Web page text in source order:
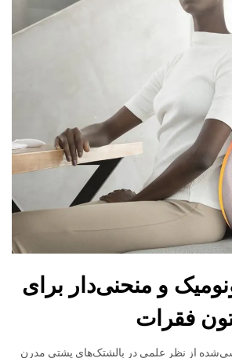
و منحنی‌دار برای
فقرات
از نظر علمی در بالشتک‌های پشتی مدرن